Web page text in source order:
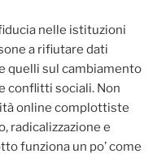
nelle istituzioni
a rifiutare dati
quelli sul cambiamento
conflitti sociali. Non
online complottiste
radicalizzazione e
funziona un po’ come